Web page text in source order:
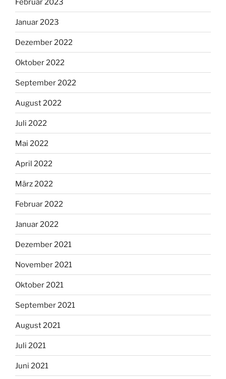
Februar 2023
Januar 2023
Dezember 2022
Oktober 2022
September 2022
August 2022
Juli 2022
Mai 2022
April 2022
März 2022
Februar 2022
Januar 2022
Dezember 2021
November 2021
Oktober 2021
September 2021
August 2021
Juli 2021
Juni 2021